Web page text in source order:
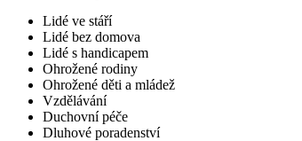
Lidé ve stáří
Lidé bez domova
Lidé s handicapem
Ohrožené rodiny
Ohrožené děti a mládež
Vzdělávání
Duchovní péče
Dluhové poradenství